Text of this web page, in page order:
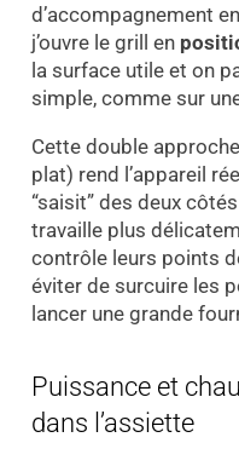
d’accompagnement
j’ouvre le grill en
la surface utile et on
simple, comme sur
Cette double
plat) rend l’appareil
“saisit” des deux
travaille plus
contrôle leurs points
éviter de surcuire les
lancer une grande
Puissance et
dans l’assiette